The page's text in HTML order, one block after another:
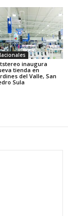
inaugura
tienda en
del Valle, San
Sula